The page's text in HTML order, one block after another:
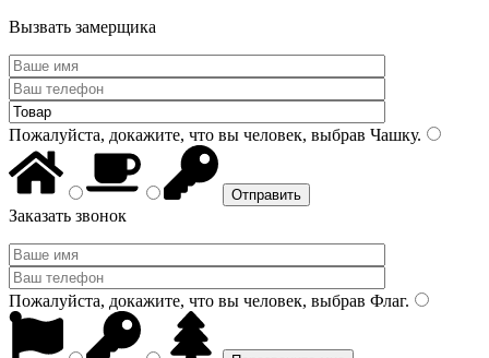
Вызвать замерщика
Пожалуйста, докажите, что вы человек, выбрав Чашку.
Заказать звонок
Пожалуйста, докажите, что вы человек, выбрав Флаг.